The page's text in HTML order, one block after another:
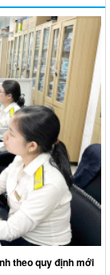
theo quy định mới